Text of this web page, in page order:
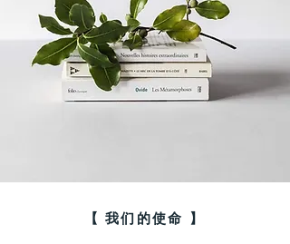
【 我们的使命 】